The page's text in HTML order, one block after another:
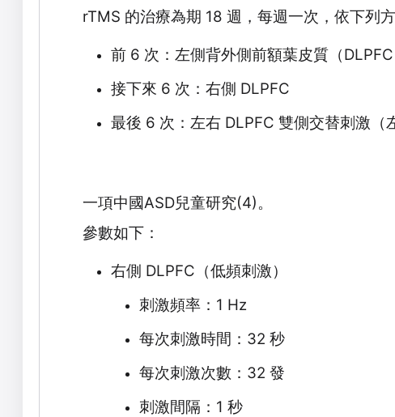
rTMS 的治療為期 18 週，每週一次，依下列
前 6 次：左側背外側前額葉皮質（DLPFC
接下來 6 次：右側 DLPFC
最後 6 次：左右 DLPFC 雙側交替刺激（
一項中國ASD兒童研究(4)。
參數如下：
右側 DLPFC （低頻刺激）
刺激頻率： 1 Hz
每次刺激時間： 32 秒
每次刺激次數： 32 發
刺激間隔： 1 秒